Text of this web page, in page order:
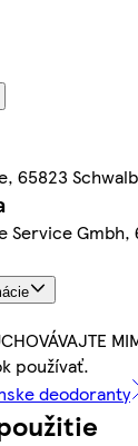
65823
Service Gmbh,
používať.
deodoranty